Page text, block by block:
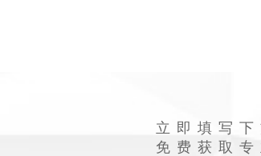
立即填写下
免费获取